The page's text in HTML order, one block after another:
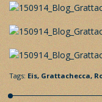
Tags:Eis, Grattachecca,